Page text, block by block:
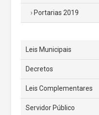
Portarias 2019
Leis Municipais
Decretos
Leis Complementares
Servidor Público